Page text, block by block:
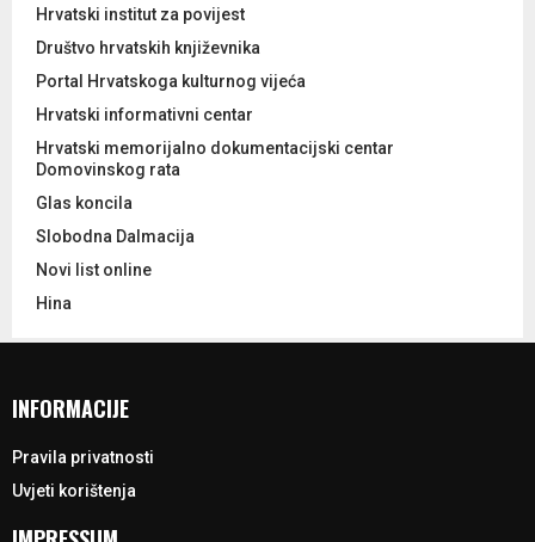
Hrvatski institut za povijest
Društvo hrvatskih književnika
Portal Hrvatskoga kulturnog vijeća
Hrvatski informativni centar
Hrvatski memorijalno dokumentacijski centar
Domovinskog rata
Glas koncila
Slobodna Dalmacija
Novi list online
Hina
INFORMACIJE
Pravila privatnosti
Uvjeti korištenja